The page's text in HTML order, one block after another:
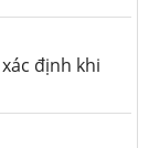
định khi